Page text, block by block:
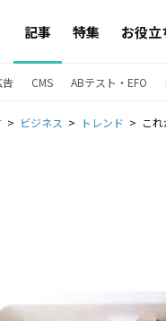
記事 特集 お役立
告 CMS ABテスト・EFO
ビジネス トレンド こ